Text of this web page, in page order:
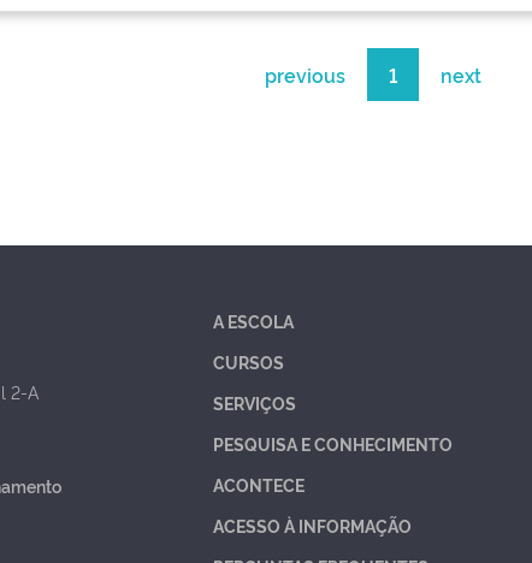
previous 1 next
2-A
A ESCOLA
CURSOS
SERVIÇOS
PESQUISA E CONHECIMENTO
ACONTECE
ACESSO À INFORMAÇÃO